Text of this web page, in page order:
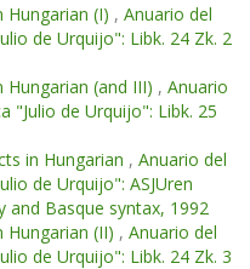
Hungarian (I) , Anuario del
de Urquijo": Libk. 24 Zk. 2
(and III) , Anuario
"Julio de Urquijo": Libk. 25
in Hungarian , Anuario del
de Urquijo": ASJUren
and Basque syntax, 1992
Hungarian (II) , Anuario del
de Urquijo": Libk. 24 Zk. 3